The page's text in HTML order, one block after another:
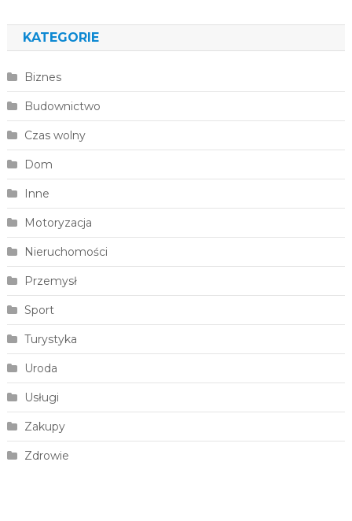
KATEGORIE
Biznes
Budownictwo
Czas wolny
Dom
Inne
Motoryzacja
Nieruchomości
Przemysł
Sport
Turystyka
Uroda
Usługi
Zakupy
Zdrowie